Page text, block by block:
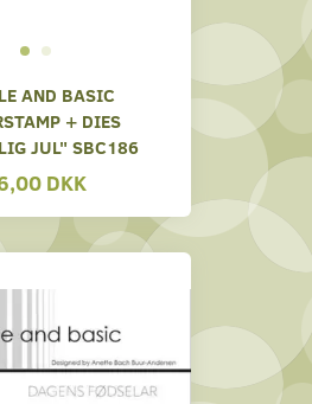
AND BASIC
+ DIES
JUL" SBC186
DKK